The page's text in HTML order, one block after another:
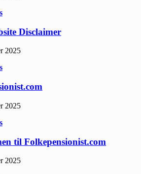
Disclaimer
2025
2025
til Folkepensionist.com
2025